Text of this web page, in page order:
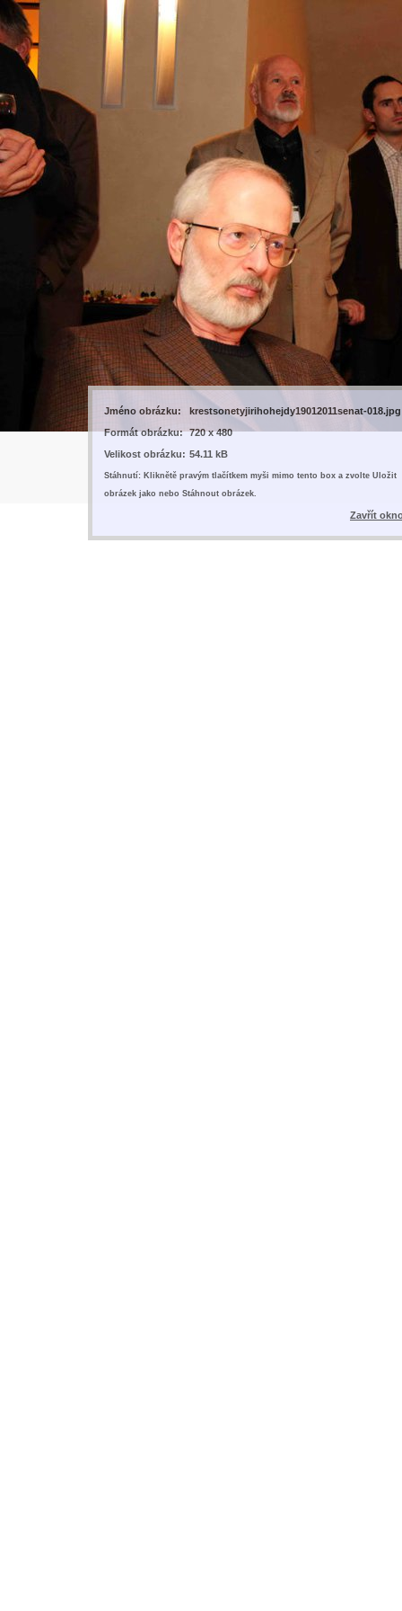
Jméno obrázku:
krestsonetyjirihohejdy19012011senat-018.jpg
Formát obrázku: 720 x 480
Velikost obrázku: 54.11 kB
Stáhnutí: Kliknětě pravým tlačítkem myši mimo tento box a zvolte Uložit
obrázek jako nebo Stáhnout obrázek.
Zavřít